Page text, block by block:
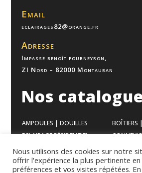
Email
eclairages82@orange.fr
Adresse
Impasse benoît fourneyron,
ZI Nord – 82000 Montauban
Nos
AMPOULES | DOUILLES
BOÎTIERS
ECLAIRAGE RÉSIDENTIEL
ECLAIRAGE BUREAUX
ECLAIRAGE INDUSTRIEL
Nous utilisons des cookies sur notre
offrir l'expérience la plus pertinente
préférences et vos visites répétées.